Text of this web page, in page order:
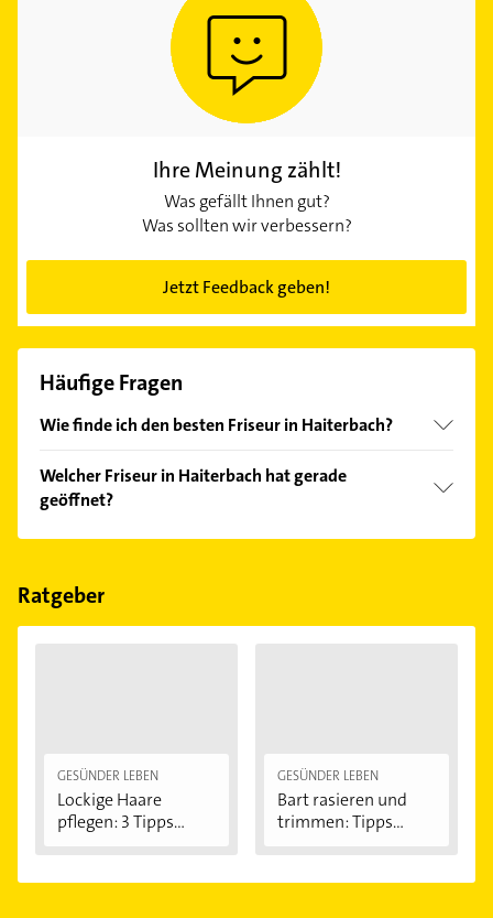
Ihre Meinung zählt!
Was gefällt Ihnen gut?
Was sollten wir verbessern?
Jetzt Feedback geben!
Häufige Fragen
Wie finde ich den besten Friseur in Haiterbach?
Kundenmeinungen und profitieren Sie von den
Empfehlungen. Die Suchergebnisse können Sie sich
einfach nachBewertungensortiert anzeigen lassen.
Welcher Friseur in Haiterbach hat gerade
geöffnet?
Im Anbieter-Bereich finden Sie alleÖffnungszeiten.
Feiertagen abweichen können.
Ratgeber
GESÜNDER LEBEN
Lockige Haare
pflegen: 3 Tipps...
GESÜNDER LEBEN
Bart rasieren und
trimmen: Tipps...